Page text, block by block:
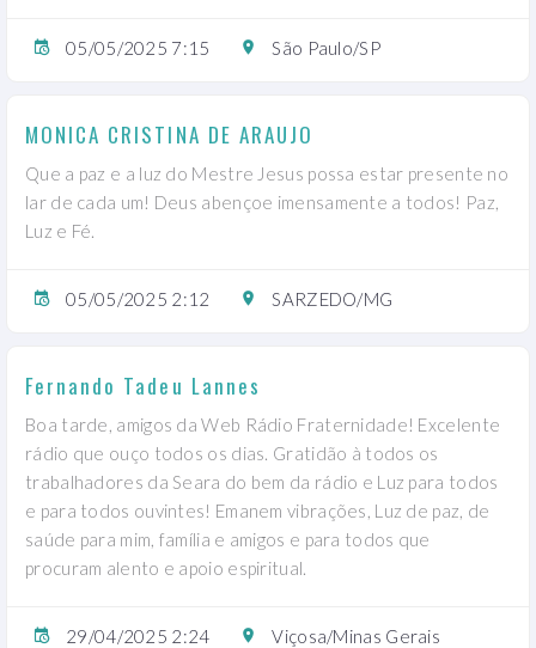
05/05/2025 7:15 São Paulo/SP
MONICA CRISTINA DE ARAUJO
Que a paz e a luz do Mestre Jesus possa estar presente no
lar de cada um! Deus abençoe imensamente a todos! Paz,
Luz e Fé.
05/05/2025 2:12 SARZEDO/MG
Fernando Tadeu Lannes
Boa tarde, amigos da Web Rádio Fraternidade! Excelente
rádio que ouço todos os dias. Gratidão à todos os
trabalhadores da Seara do bem da rádio e Luz para todos
e para todos ouvintes! Emanem vibrações, Luz de paz, de
saúde para mim, família e amigos e para todos que
procuram alento e apoio espiritual.
29/04/2025 2:24 Viçosa/Minas Gerais